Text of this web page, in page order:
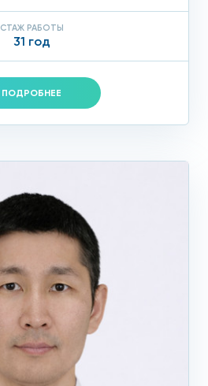
СТАЖ РАБОТЫ
31 год
ПОДРОБНЕЕ